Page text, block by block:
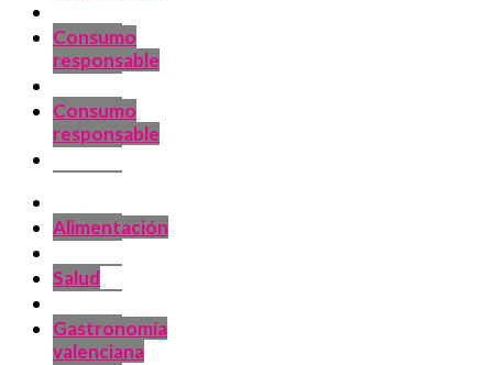
Consumo
responsable
Consumo
responsable
Alimentación
Salud
Gastronomía
valenciana